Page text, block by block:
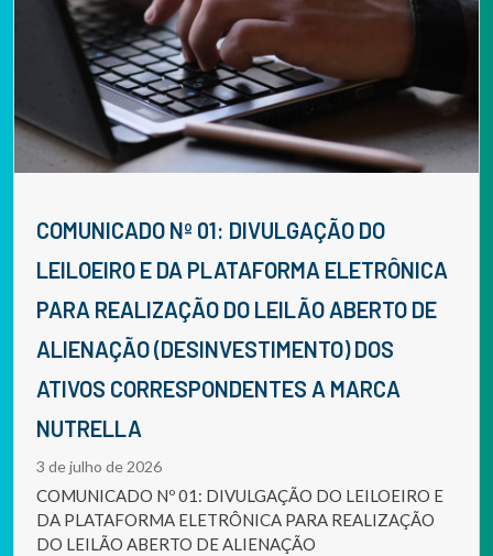
COMUNICADO Nº 01: DIVULGAÇÃO DO
LEILOEIRO E DA PLATAFORMA ELETRÔNICA
PARA REALIZAÇÃO DO LEILÃO ABERTO DE
ALIENAÇÃO (DESINVESTIMENTO) DOS
ATIVOS CORRESPONDENTES A MARCA
NUTRELLA
3 de julho de 2026
COMUNICADO Nº 01: DIVULGAÇÃO DO LEILOEIRO E
DA PLATAFORMA ELETRÔNICA PARA REALIZAÇÃO
DO LEILÃO ABERTO DE ALIENAÇÃO